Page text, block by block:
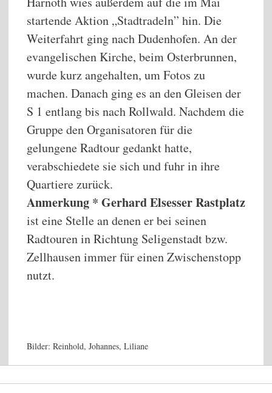
startende Aktion „Stadtradeln” hin. Die
Weiterfahrt ging nach Dudenhofen. An der
evangelischen Kirche, beim Osterbrunnen,
wurde kurz angehalten, um Fotos zu
machen. Danach ging es an den Gleisen der
S 1 entlang bis nach Rollwald. Nachdem die
Gruppe den Organisatoren für die
gelungene Radtour gedankt hatte,
verabschiedete sie sich und fuhr in ihre
Quartiere zurück.
Anmerkung * Gerhard Elsesser Rastplatz
ist eine Stelle an denen er bei seinen
Radtouren in Richtung Seligenstadt bzw.
Zellhausen immer für einen Zwischenstopp
nutzt.
50.
Stübchen
Bilder: Reinhold, Johannes, Liliane